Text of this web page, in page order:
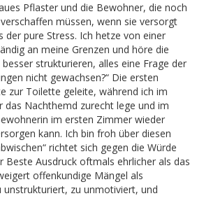
Pflaster und die Bewohner, die noch
müssen, wenn sie versorgt
pure Stress. Ich hetze von einer
an meine Grenzen und höre die
strukturieren, alles eine Frage der
nicht gewachsen?“ Die ersten
zur Toilette geleite, während ich im
Nachthemd zurecht lege und im
im ersten Zimmer wieder
kann. Ich bin froh über diesen
richtet sich gegen die Würde
Ausdruck oftmals ehrlicher als das
offenkundige Mängel als
unstrukturiert, zu unmotiviert, und